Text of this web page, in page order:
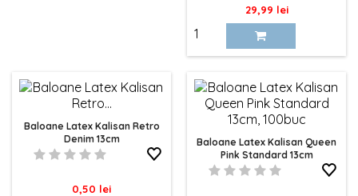
Pret
29,99 lei
Baloane Latex Kalisan Retro
Denim 13cm
Pret
0,50 lei
Baloane Latex Kalisan Queen
Pink Standard 13cm